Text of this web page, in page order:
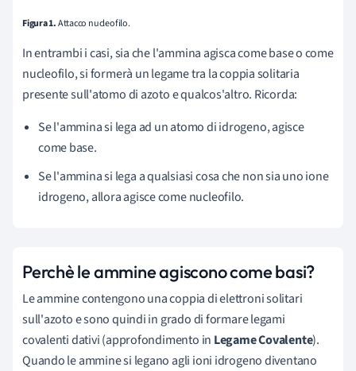
Figura 1.Attacco nucleofilo.
In entrambi i casi, sia che l'ammina agisca come base o come
nucleofilo, si formerà un legame tra la coppia solitaria
presente sull'atomo di azoto e qualcos'altro. Ricorda:
Se l'ammina si lega ad un atomo di idrogeno, agisce
come base.
Se l'ammina si lega a qualsiasi cosa che non sia uno ione
idrogeno, allora agisce come nucleofilo.
Perchè le ammine agiscono come basi?
Le ammine contengono una coppia di elettroni solitari
sull'azoto e sono quindi in grado di formare legami
covalenti dativi (approfondimento in Legame Covalente).
Quando le ammine si legano agli ioni idrogeno diventano